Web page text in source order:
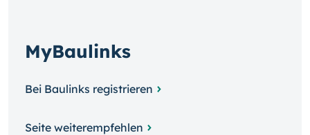
MyBaulinks
Bei Baulinks registrieren
Seite weiterempfehlen